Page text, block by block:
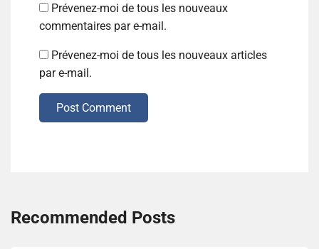
Prévenez-moi de tous les nouveaux
commentaires par e-mail.
Prévenez-moi de tous les nouveaux articles
par e-mail.
Post Comment
Recommended Posts